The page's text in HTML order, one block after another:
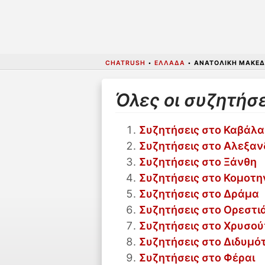
CHATRUSH • ΕΛΛΆΔΑ • ΑΝΑΤΟΛΙΚΉ
Όλες οι
Συζητήσεις στο Καβάλα
Συζητήσεις στο
Συζητήσεις στο Ξάνθη
Συζητήσεις στο
Συζητήσεις στο Δράμα
Συζητήσεις στο
Συζητήσεις στο
Συζητήσεις στο
Συζητήσεις στο Φέραι